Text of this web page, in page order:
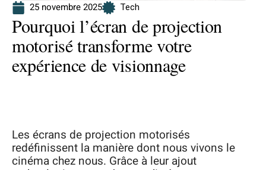
25 novembre 2025 Tech
Pourquoi l’écran de projection
motorisé transforme votre
expérience de visionnage
Les écrans de projection motorisés
redéfinissent la manière dont nous vivons le
cinéma chez nous. Grâce à leur ajout